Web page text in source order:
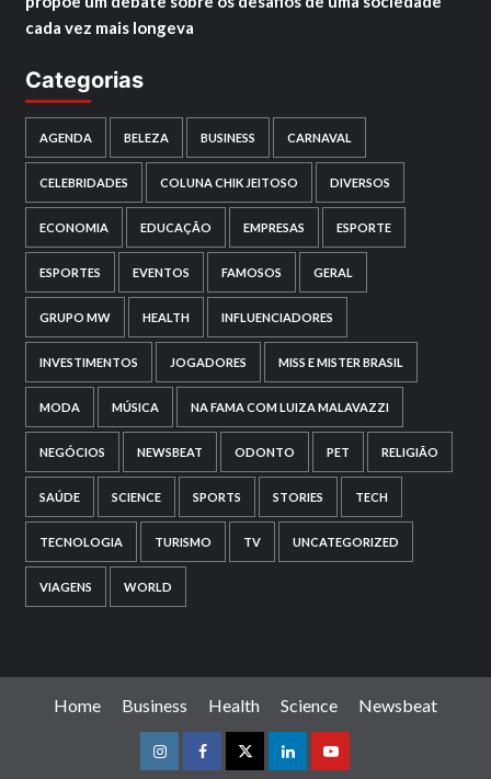
cada vez mais longeva
Categorias
AGENDA BELEZA BUSINESS CARNAVAL
CELEBRIDADES COLUNA CHIK JEITOSO DIVERSOS
ECONOMIA EDUCAÇÃO EMPRESAS ESPORTE
ESPORTES EVENTOS FAMOSOS GERAL
GRUPO MW HEALTH INFLUENCIADORES
INVESTIMENTOS JOGADORES MISS E MISTER BRASIL
MODA MÚSICA NA FAMA COM LUIZA MALAVAZZI
NEGÓCIOS NEWSBEAT ODONTO PET RELIGIÃO
SAÚDE SCIENCE SPORTS STORIES TECH
TECNOLOGIA TURISMO TV UNCATEGORIZED
VIAGENS WORLD
Home Business Health Science Newsbeat
InstagramFacebookTwitterLinkedinYoutube